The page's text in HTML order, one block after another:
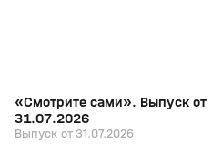
«Смотрите сами». Выпуск от
31.07.2026
Выпуск от 31.07.2026